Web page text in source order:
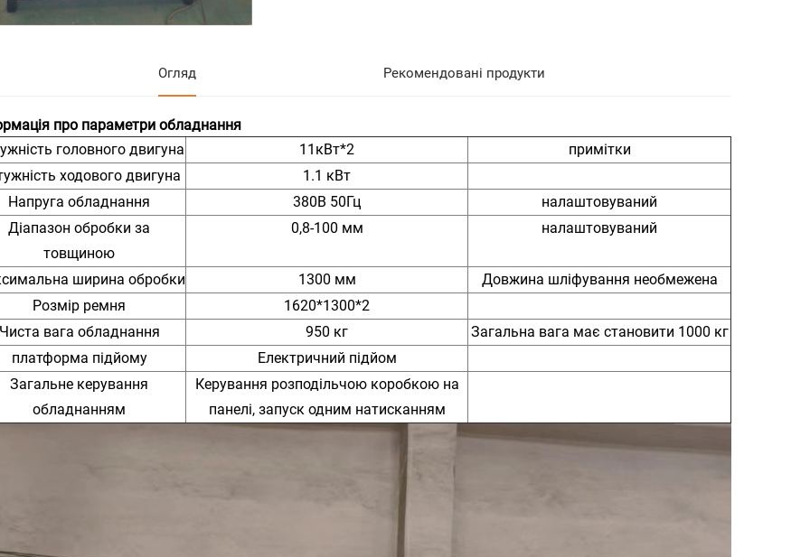
Огляд Рекомендовані продукти
про параметри обладнання
головного двигуна
11кВт*2
примітки
ходового двигуна
1.1 кВт
Напруга обладнання
380В 50Гц
налаштовуваний
Діапазон обробки за
товщиною
0,8-100 мм налаштовуваний
ширина обробки 1300 мм
Довжина шліфування необмежена
Розмір ремня
1620*1300*2
вага обладнання
950 кг
Загальна вага має становити 1000 кг
платформа підйому
Електричний підйом
Загальне керування
обладнанням
Керування розподільчою коробкою на
панелі, запуск одним натисканням